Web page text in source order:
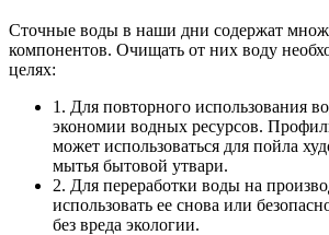
Сточные воды в наши дни содержат
компонентов. Очищать от них воду
целях:
1. Для повторного использования
экономии водных ресурсов.
может использоваться для пойла
мытья бытовой утвари.
2. Для переработки воды на
использовать ее снова или
без вреда экологии.